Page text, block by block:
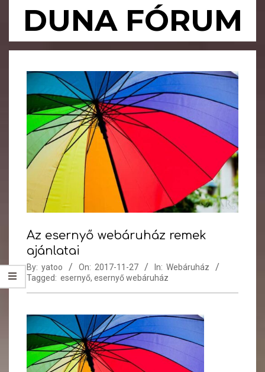
DUNA FÓRUM
Primary
Menu
Az esernyő webáruház remek
ajánlatai
By: yatoo On: 2017-11-27 In: Webáruház
Tagged: esernyő, esernyő webáruház